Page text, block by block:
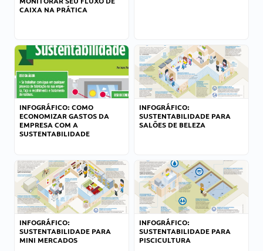
CAIXA NA PRÁTICA
INFOGRÁFICO: COMO
ECONOMIZAR GASTOS DA
EMPRESA COM A
SUSTENTABILIDADE
INFOGRÁFICO:
SUSTENTABILIDADE PARA
SALÕES DE BELEZA
INFOGRÁFICO:
SUSTENTABILIDADE PARA
MINI MERCADOS
INFOGRÁFICO:
SUSTENTABILIDADE PARA
PISCICULTURA